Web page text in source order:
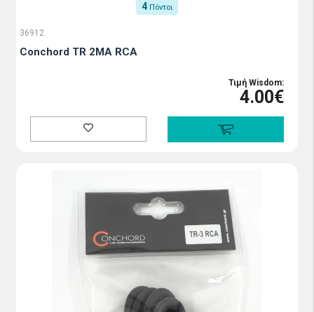
4 Πόντοι
36912
Conchord TR 2MA RCA
Τιμή Wisdom:
4.00€